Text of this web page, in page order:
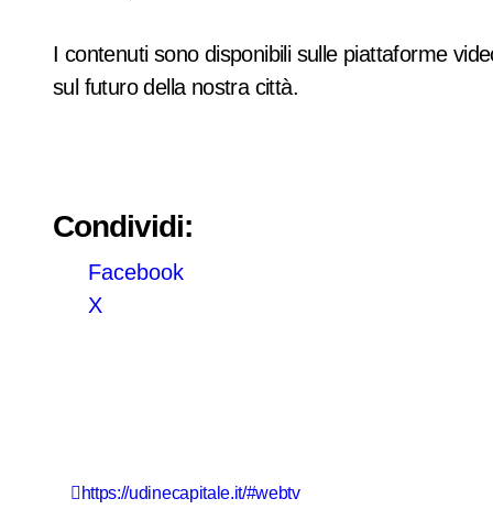
I contenuti sono disponibili sulle piattaforme
sul futuro della nostra città.
Condividi:
Facebook
X
N https://udinecapitale.it/#webtv